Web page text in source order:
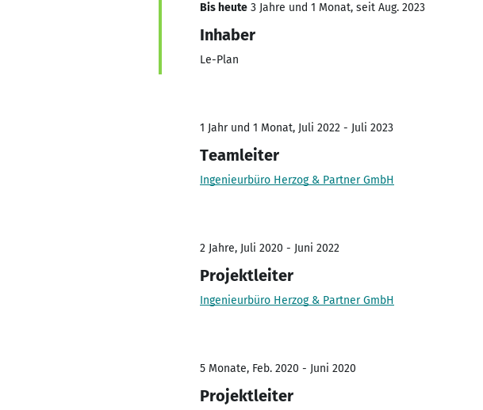
Bis heute 3 Jahre und 1 Monat, seit Aug. 2023
Inhaber
Le-Plan
1 Jahr und 1 Monat, Juli 2022 - Juli 2023
Teamleiter
Ingenieurbüro Herzog & Partner GmbH
2 Jahre, Juli 2020 - Juni 2022
Projektleiter
Ingenieurbüro Herzog & Partner GmbH
5 Monate, Feb. 2020 - Juni 2020
Projektleiter